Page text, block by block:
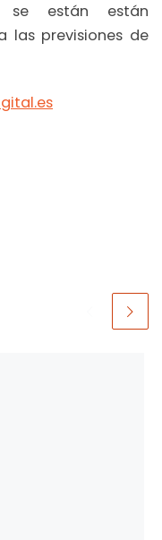
se están están
las previsiones de